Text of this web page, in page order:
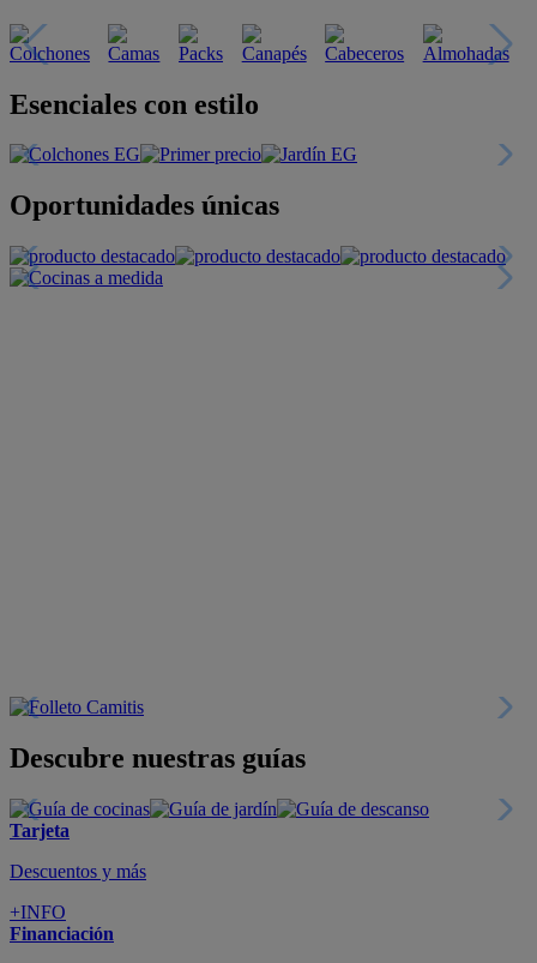
Esenciales con estilo
Oportunidades únicas
Descubre nuestras guías
Tarjeta
Descuentos y más
+INFO
Financiación